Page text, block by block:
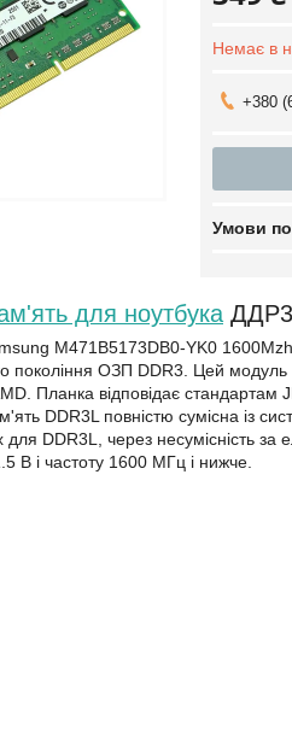
Немає в
+380
для ноутбука ДДР3
M471B5173DB0-YK0 1600Mzh
покоління ОЗП DDR3. Цей модуль
Планка відповідає
DDR3L повністю сумісна із
для DDR3L, через несумісність
В і частоту 1600 МГц і нижче.